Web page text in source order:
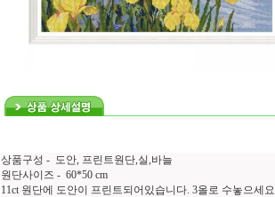
상품구성 - 도안, 프린트원단,실,바늘
원단사이즈 - 60*50 cm
11ct 원단에 도안이 프린트되어있습니다. 3올로 수놓으세요